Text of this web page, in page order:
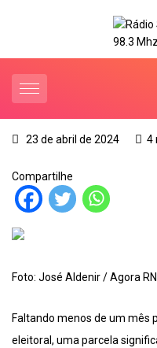
23 de abril de 2024 4
Compartilhe
Foto: José Aldenir / Agora RN
Faltando menos de um mês
eleitoral, uma parcela